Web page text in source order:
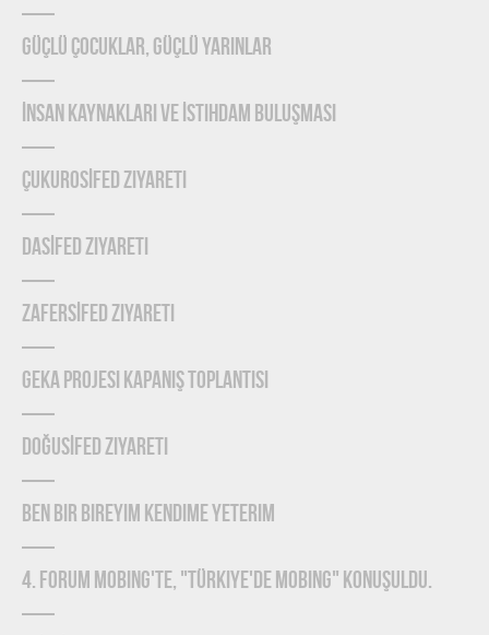
Güçlü Çocuklar, Güçlü Yarınlar
İnsan Kaynakları ve İstihdam Buluşması
ÇUKUROSİFED Ziyareti
DASİFED Ziyareti
ZAFERSİFED Ziyareti
GEKA Projesi Kapanış Toplantısı
DOĞUSİFED Ziyareti
Ben Bir Bireyim Kendime Yeterim
4. Forum Mobing'te, "Türkiye'de Mobing" konuşuldu.